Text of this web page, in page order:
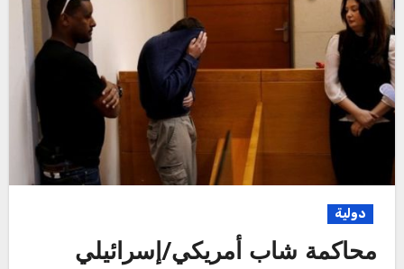
دولية
محاكمة شاب أمريكي/إسرائيلي